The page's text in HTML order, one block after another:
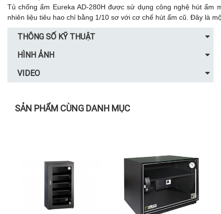
Tủ chống ẩm Eureka AD-280H được sử dụng công nghệ hút
nhiên liệu tiêu hao chỉ bằng 1/10 sơ với cơ chế hút ẩm cũ. Đây là
THÔNG SỐ KỸ THUẬT
HÌNH ẢNH
VIDEO
SẢN PHẨM CÙNG DANH MỤC